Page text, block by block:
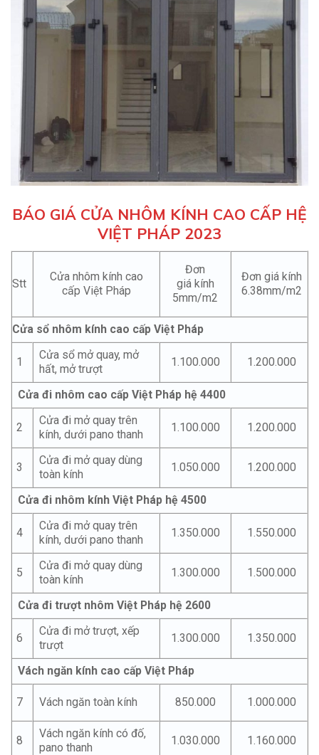
BÁO GIÁ CỬA NHÔM KÍNH CAO CẤP HỆ
VIỆT PHÁP 2023
Stt
Cửa nhôm kính cao
cấp Việt Pháp
Đơn
giá kính
5mm/m2
Đơn giá kính
6.38mm/m2
Cửa sổ nhôm kính cao cấp Việt Pháp
1
Cửa sổ mở quay, mở
hất, mở trượt
1.100.000 1.200.000
Cửa đi nhôm cao cấp Việt Pháp hệ 4400
2
Cửa đi mở quay trên
kính, dưới pano thanh
1.100.000 1.200.000
3
Cửa đi mở quay dùng
toàn kính
1.050.000 1.200.000
Cửa đi nhôm kính Việt Pháp hệ 4500
4
Cửa đi mở quay trên
kính, dưới pano thanh
1.350.000 1.550.000
5
Cửa đi mở quay dùng
toàn kính
1.300.000 1.500.000
Cửa đi trượt nhôm Việt Pháp hệ 2600
6
Cửa đi mở trượt, xếp
trượt
1.300.000 1.350.000
Vách ngăn kính cao cấp Việt Pháp
7 Vách ngăn toàn kính 850.000 1.000.000
8
Vách ngăn kính có đố,
pano thanh
1.030.000 1.160.000